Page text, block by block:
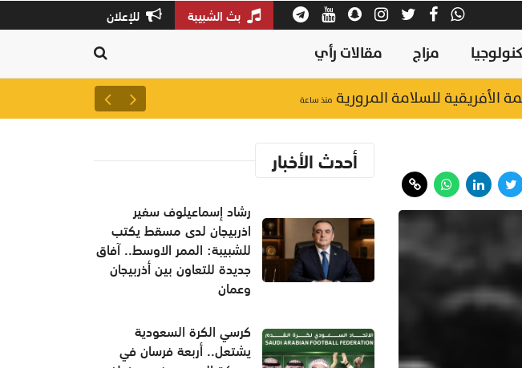
بث الشبيبة للإعلان
مزاج مقالات رأي
الأفريقية للسلامة المرورية منذ ساعة من بينها 89 شكوى و93 استفساراً.. الادعاء العام يعلن إحصائية "تجاوب" لشهر يوليو
أحدث الأخبار
رشاد إسماعيلوف سفير
اذربيجان لدى مسقط يكتب
للشبيبة: الممر الاوسط.. آفاق
جديدة للتعاون بين أذربيجان
وعمان
كرسي الكرة السعودية
يشتعل.. أربعة فرسان في